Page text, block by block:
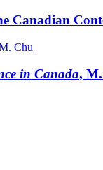
Canadian
Chu
in Canada,